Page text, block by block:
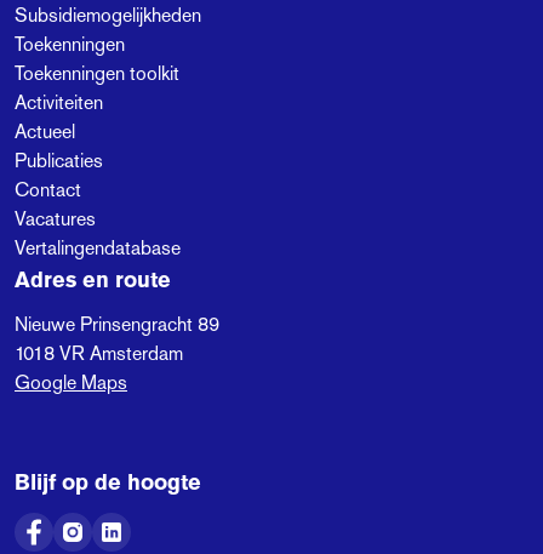
Subsidiemogelijkheden
Toekenningen
Toekenningen toolkit
Activiteiten
Actueel
Publicaties
Contact
Vacatures
Vertalingendatabase
Adres en route
Nieuwe Prinsengracht 89
1018 VRAmsterdam
Google Maps
Blijf op de hoogte